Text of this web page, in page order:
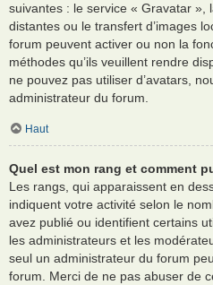
suivantes : le service « Gravatar »,
distantes ou le transfert d’images
forum peuvent activer ou non la
méthodes qu’ils veuillent rendre
ne pouvez pas utiliser d’avatars,
administrateur du forum.
Haut
Quel est mon rang et comment
Les rangs, qui apparaissent en
indiquent votre activité selon le
avez publié ou identifient certains
les administrateurs et les
seul un administrateur du forum
forum. Merci de ne pas abuser de